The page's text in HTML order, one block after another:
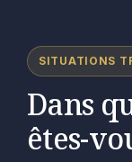
SITUATIONS
Dans
êtes-